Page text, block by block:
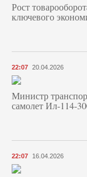
Рост
ключевого
22:07 20.04.2026
Министр
самолет Ил-114-
22:07 16.04.2026